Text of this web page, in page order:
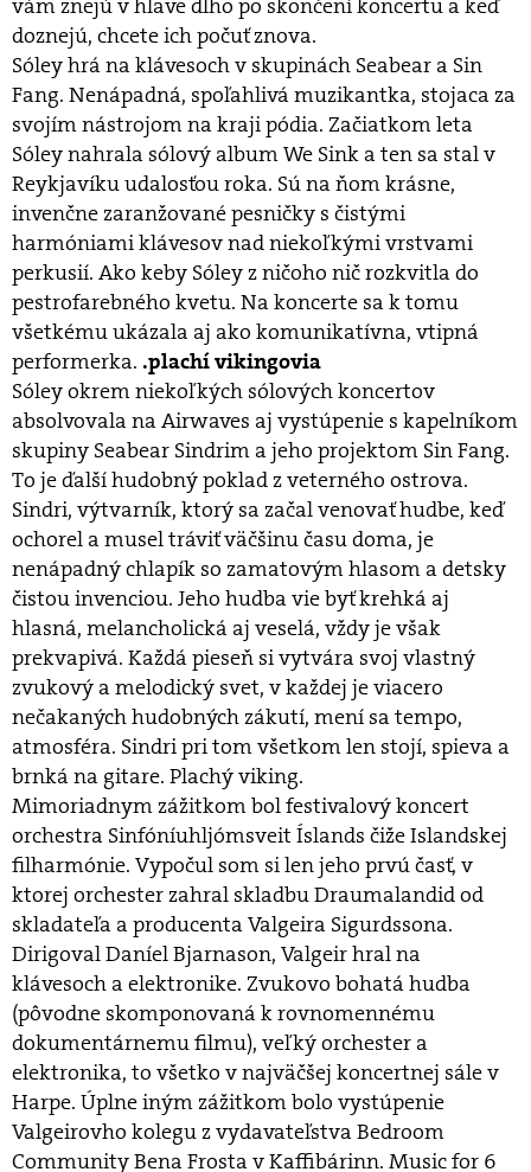
vám znejú v hlave dlho po skončení koncertu a keď
doznejú, chcete ich počuť znova.
Sóley hrá na klávesoch v skupinách Seabear a Sin
Fang. Nenápadná, spoľahlivá muzikantka, stojaca za
svojím nástrojom na kraji pódia. Začiatkom leta
Sóley nahrala sólový album We Sink a ten sa stal v
Reykjavíku udalosťou roka. Sú na ňom krásne,
invenčne zaranžované pesničky s čistými
harmóniami klávesov nad niekoľkými vrstvami
perkusií. Ako keby Sóley z ničoho nič rozkvitla do
pestrofarebného kvetu. Na koncerte sa k tomu
všetkému ukázala aj ako komunikatívna, vtipná
performerka. .plachí vikingovia
Sóley okrem niekoľkých sólových koncertov
absolvovala na Airwaves aj vystúpenie s kapelníkom
skupiny Seabear Sindrim a jeho projektom Sin Fang.
To je ďalší hudobný poklad z veterného ostrova.
Sindri, výtvarník, ktorý sa začal venovať hudbe, keď
ochorel a musel tráviť väčšinu času doma, je
nenápadný chlapík so zamatovým hlasom a detsky
čistou invenciou. Jeho hudba vie byť krehká aj
hlasná, melancholická aj veselá, vždy je však
prekvapivá. Každá pieseň si vytvára svoj vlastný
zvukový a melodický svet, v každej je viacero
nečakaných hudobných zákutí, mení sa tempo,
atmosféra. Sindri pri tom všetkom len stojí, spieva a
brnká na gitare. Plachý viking.
Mimoriadnym zážitkom bol festivalový koncert
orchestra Sinfóníuhljómsveit Íslands čiže Islandskej
filharmónie. Vypočul som si len jeho prvú časť, v
ktorej orchester zahral skladbu Draumalandid od
skladateľa a producenta Valgeira Sigurdssona.
Dirigoval Daníel Bjarnason, Valgeir hral na
klávesoch a elektronike. Zvukovo bohatá hudba
(pôvodne skomponovaná k rovnomennému
dokumentárnemu filmu), veľký orchester a
elektronika, to všetko v najväčšej koncertnej sále v
Harpe. Úplne iným zážitkom bolo vystúpenie
Valgeirovho kolegu z vydavateľstva Bedroom
Community Bena Frosta v Kaffibárinn. Music for 6